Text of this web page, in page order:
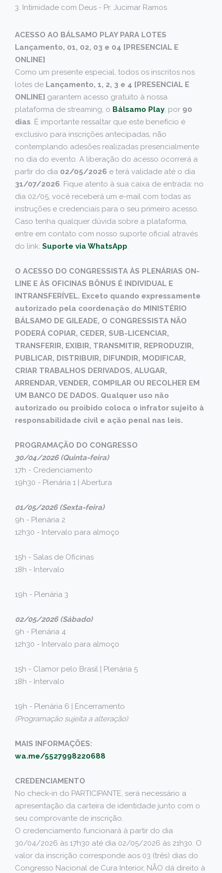
3. Intimidade com Deus - Pr. Jucimar Ramos
ACESSO AO BÁLSAMO PLAY PARA LOTES
Lançamento, 01, 02, 03 e 04 [PRESENCIAL E
ONLINE]
Como um presente especial, todos os inscritos nos
lotes de Lançamento, 1, 2, 3 e 4 [PRESENCIAL E
ONLINE] garantem acesso gratuito à nossa
plataforma de streaming, o Bálsamo Play, por 90
dias. É importante ressaltar que este benefício é
exclusivo para inscrições antecipadas, não
contemplando adesões realizadas presencialmente
no dia do evento. A liberação do acesso ocorrerá a
partir do dia 02/05/2026 e terá validade até o dia
31/07/2026. Fique atento à sua caixa de entrada: no
dia 02/05, você receberá um e-mail com todas as
instruções e credenciais para o seu primeiro acesso.
Caso tenha qualquer dúvida sobre a plataforma,
entre em contato com nosso suporte oficial através
do link: Suporte via WhatsApp.
O ACESSO DO CONGRESSISTA ÀS PLENÁRIAS ON-
LINE E ÀS OFICINAS BÔNUS É INDIVIDUAL E
INTRANSFERÍVEL. Exceto quando expressamente
autorizado pela coordenação do MINISTÉRIO
BÁLSAMO DE GILEADE, O CONGRESSISTA NÃO
PODERÁ COPIAR, CEDER, SUB-LICENCIAR,
TRANSFERIR, EXIBIR, TRANSMITIR, REPRODUZIR,
PUBLICAR, DISTRIBUIR, DIFUNDIR, MODIFICAR,
CRIAR TRABALHOS DERIVADOS, ALUGAR,
ARRENDAR, VENDER, COMPILAR OU RECOLHER EM
UM BANCO DE DADOS. Qualquer uso não
autorizado ou proibido coloca o infrator sujeito à
responsabilidade civil e ação penal nas leis.
PROGRAMAÇÃO DO CONGRESSO
30/04/2026 (Quinta-feira)
17h - Credenciamento
19h30 - Plenária 1 | Abertura
01/05/2026 (Sexta-feira)
9h - Plenária 2
12h30 - Intervalo para almoço
15h - Salas de Oficinas
18h - Intervalo
19h - Plenária 3
02/05/2026 (Sábado)
9h - Plenária 4
12h30 - Intervalo para almoço
15h - Clamor pelo Brasil | Plenária 5
18h - Intervalo
19h - Plenária 6 | Encerramento
(Programação sujeita a alteração)
MAIS INFORMAÇÕES:
wa.me/5527998220688
CREDENCIAMENTO
No check-in do PARTICIPANTE, será necessário a
apresentação da carteira de identidade junto com o
seu comprovante de inscrição.
O credenciamento funcionará à partir do dia
30/04/2026 às 17h30 até dia 02/05/2026 às 21h30. O
valor da inscrição corresponde aos 03 (três) dias do
Congresso Nacional de Cura Interior, NÃO dá direito à